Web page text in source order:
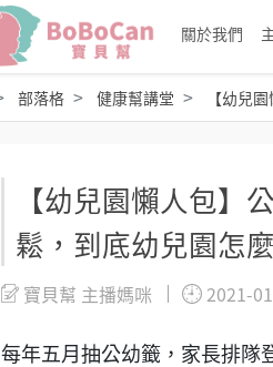
關於我們
部落格 健康幫講堂 【幼兒
【幼兒園懶人包】
鬆，到底幼兒園怎
寶貝幫 主播媽咪 2021-
每年五月抽公幼籤，家長排隊